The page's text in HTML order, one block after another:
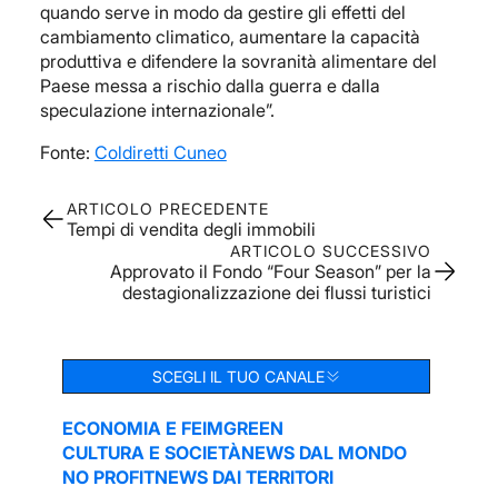
quando serve in modo da gestire gli effetti del
cambiamento climatico, aumentare la capacità
produttiva e difendere la sovranità alimentare del
Paese messa a rischio dalla guerra e dalla
speculazione internazionale”.
Fonte: Coldiretti Cuneo
ARTICOLO PRECEDENTE
Tempi di vendita degli immobili
ARTICOLO SUCCESSIVO
Approvato il Fondo “Four Season” per la
destagionalizzazione dei flussi turistici
SCEGLI IL TUO CANALE
ECONOMIA E FEIMGREEN
CULTURA E SOCIETÀNEWS DAL MONDO
NO PROFITNEWS DAI TERRITORI